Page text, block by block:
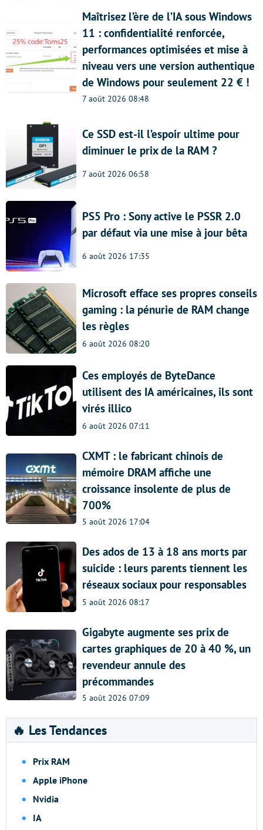
Maîtrisez l’ère de l’IA sous Windows
11 : confidentialité renforcée,
performances optimisées et mise à
niveau vers une version authentique
de Windows pour seulement 22 € !
7 août 2026 08:48
Ce SSD est-il l’espoir ultime pour
diminuer le prix de la RAM ?
7 août 2026 06:58
PS5 Pro : Sony active le PSSR 2.0
par défaut via une mise à jour bêta
6 août 2026 17:35
Microsoft efface ses propres conseils
gaming : la pénurie de RAM change
les règles
6 août 2026 08:20
Ces employés de ByteDance
utilisent des IA américaines, ils sont
virés illico
6 août 2026 07:11
CXMT : le fabricant chinois de
mémoire DRAM affiche une
croissance insolente de plus de
700%
5 août 2026 17:04
Des ados de 13 à 18 ans morts par
suicide : leurs parents tiennent les
réseaux sociaux pour responsables
5 août 2026 08:17
Gigabyte augmente ses prix de
cartes graphiques de 20 à 40 %, un
revendeur annule des
précommandes
5 août 2026 07:09
🔥 Les Tendances
Prix RAM
Apple iPhone
Nvidia
IA